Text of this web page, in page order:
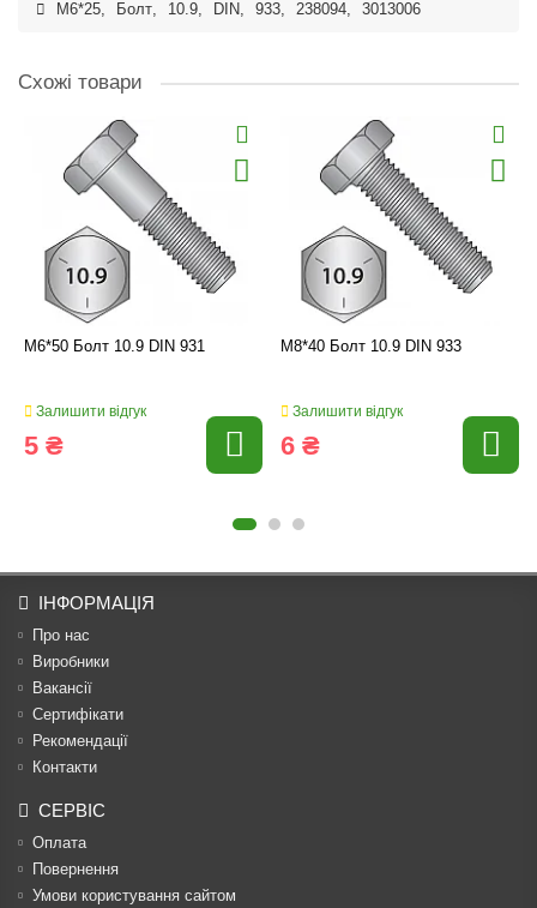
M6*25, Болт, 10.9, DIN, 933, 238094, 3013006
Схожі товари
M6*50 Болт 10.9 DIN 931
Залишити відгук
5 ₴
M8*40 Болт 10.9 DIN 933
Залишити відгук
6 ₴
ІНФОРМАЦІЯ
Про нас
Виробники
Вакансії
Сертифікати
Рекомендації
Контакти
СЕРВІС
Оплата
Повернення
Умови користування сайтом